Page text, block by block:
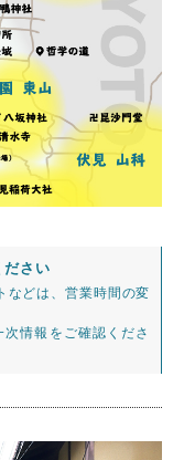
ださい
などは、営業時間の変
情報をご確認くださ